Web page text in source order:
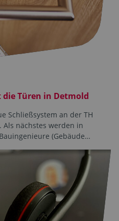
die Türen in Detmold
Schließsystem an der TH
Als nächstes werden in
(Gebäude…